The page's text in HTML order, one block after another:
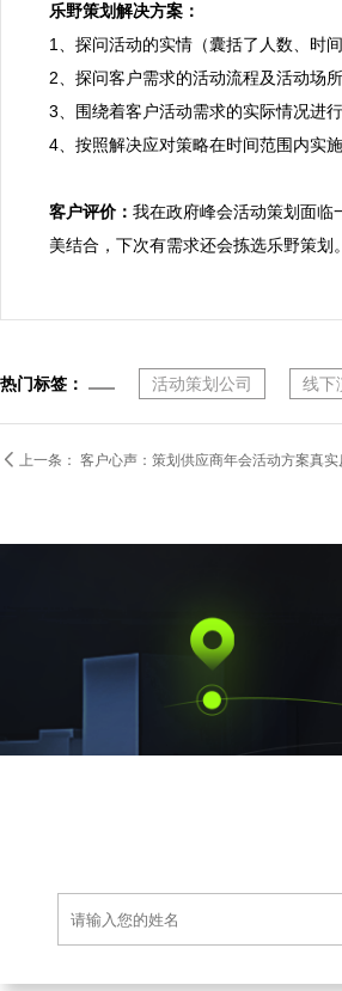
乐野策划解决方案：
1、探问活动的实情（囊括了人数、时
2、探问客户需求的活动流程及活动场
3、围绕着客户活动需求的实际情况进
4、按照解决应对策略在时间范围内实
客户评价： 我在政府峰会活动策划面临
美结合，下次有需求还会拣选乐野策划。
热门标签： 活动策划公司 线下
 上一条： 客户心声：策划供应商年会活动方案真实